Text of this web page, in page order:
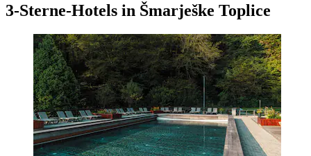
3-Sterne-Hotels in Šmarješke Toplice